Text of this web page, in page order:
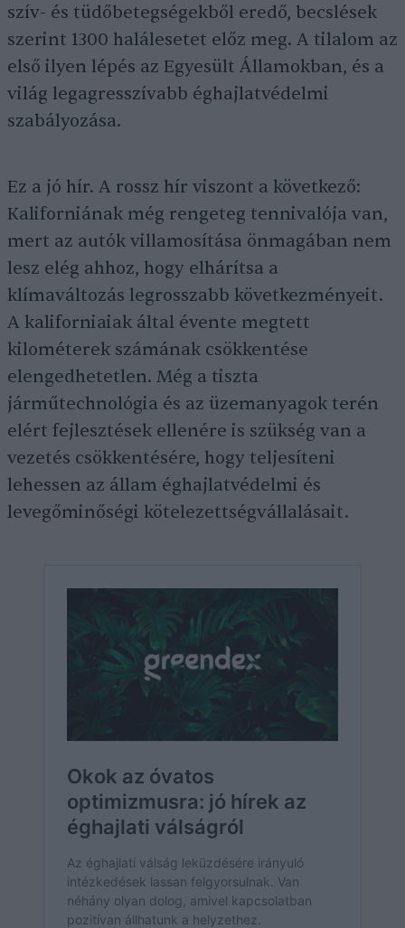
szív- és tüdőbetegségekből eredő, becslések
szerint 1300 halálesetet előz meg. A tilalom az
első ilyen lépés az Egyesült Államokban, és a
világ legagresszívabb éghajlatvédelmi
szabályozása.
Ez a jó hír. A rossz hír viszont a következő:
Kaliforniának még rengeteg tennivalója van,
mert az autók villamosítása önmagában nem
lesz elég ahhoz, hogy elhárítsa a
klímaváltozás legrosszabb következményeit.
A kaliforniaiak által évente megtett
kilométerek számának csökkentése
elengedhetetlen. Még a tiszta
járműtechnológia és az üzemanyagok terén
elért fejlesztések ellenére is szükség van a
vezetés csökkentésére, hogy teljesíteni
lehessen az állam éghajlatvédelmi és
levegőminőségi kötelezettségvállalásait.